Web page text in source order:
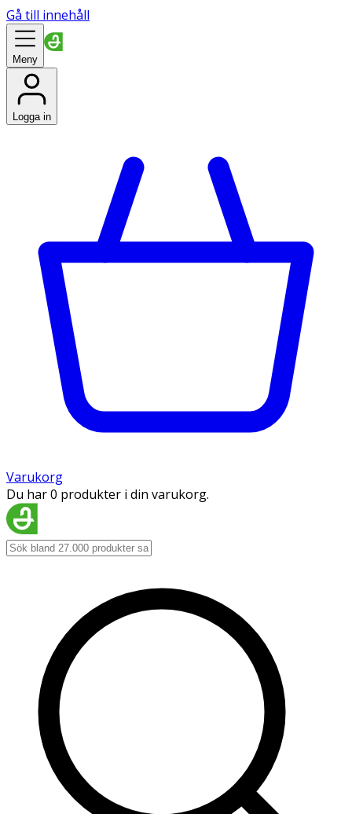
Gå till innehåll
Meny
Logga in
Varukorg
Du har 0 produkter i din varukorg.